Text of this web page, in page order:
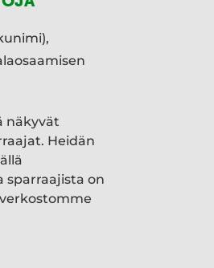
näkyvät
Heidän
sparraajista on